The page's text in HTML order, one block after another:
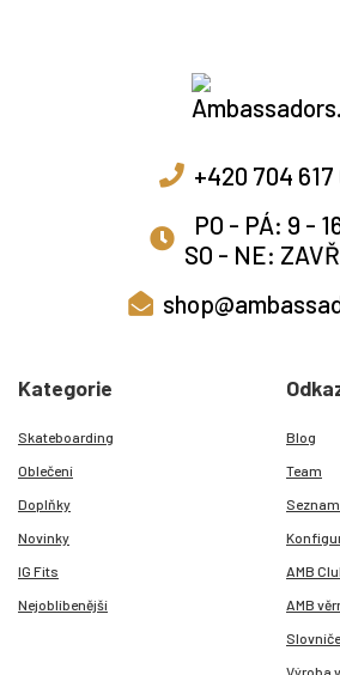
+420 704 617
PO - PÁ: 9 -
SO - NE:
Kategorie
Skateboarding
Oblečení
Doplňky
Novinky
IG Fits
Nejoblíbenější
Blog
Team
AMB
AMB